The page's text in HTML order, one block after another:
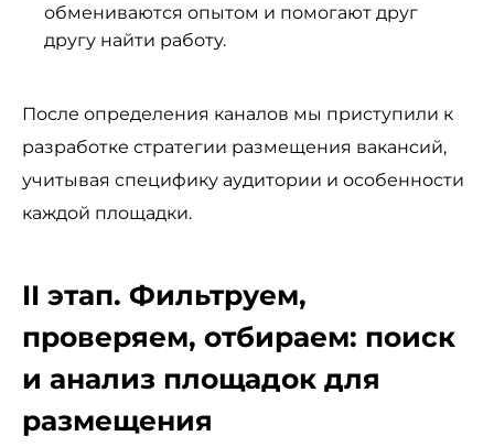
обмениваются опытом и помогают друг
другу найти работу.
После определения каналов мы приступили к
разработке стратегии размещения вакансий,
учитывая специфику аудитории и особенности
каждой площадки.
II этап. Фильтруем,
проверяем, отбираем: поиск
и анализ площадок для
размещения